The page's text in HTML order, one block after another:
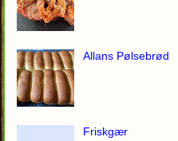
Allans Pølsebrød
Friskgær